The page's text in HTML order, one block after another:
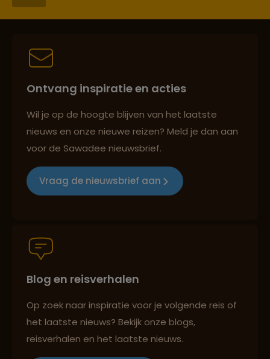
Persoonlijk en deskundig reisadvies
Reizen met oog voor mens, cultuur en milieu
Persoonlijk en deskundig reisadvies
Best beoordeelde reisroutes
Ontvang inspiratie en acties
Wil je op de hoogte blijven van het laatste
nieuws en onze nieuwe reizen? Meld je dan aan
voor de Sawadee nieuwsbrief.
Vraag de nieuwsbrief aan
Blog en reisverhalen
Op zoek naar inspiratie voor je volgende reis of
het laatste nieuws? Bekijk onze blogs,
reisverhalen en het laatste nieuws.